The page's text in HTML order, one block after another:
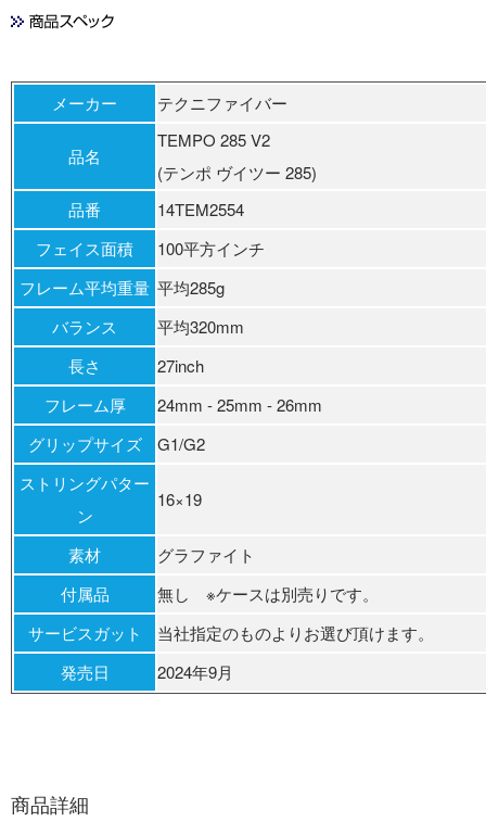
メーカー テクニファイバー
品名
TEMPO 285 V2
(テンポ ヴイツー 285)
品番
14TEM2554
フェイス面積
100平方インチ
フレーム平均重量 平均285g
バランス
平均320mm
長さ
27inch
フレーム厚
24mm - 25mm - 26mm
グリップサイズ
G1/G2
ストリングパター
ン
16×19
素材
グラファイト
付属品
無し ※ケースは別売りです。
サービスガット
当社指定のものよりお選び頂けます。
発売日
2024年9月
商品詳細